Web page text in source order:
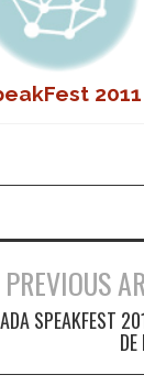
2011
PREVIOUS
SPEAKFEST